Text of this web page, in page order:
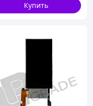
Купить